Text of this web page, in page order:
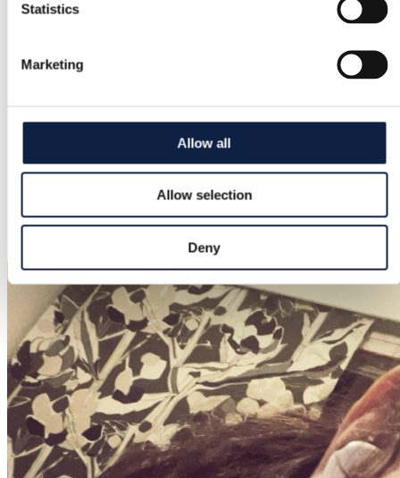
Statistics
Marketing
Allow all
Allow selection
Deny
Størrelse
Pink